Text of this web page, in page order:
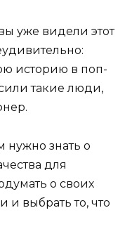
уже видели этот
историю в поп-
такие люди,
нужно знать о
для
о своих
и выбрать то, что